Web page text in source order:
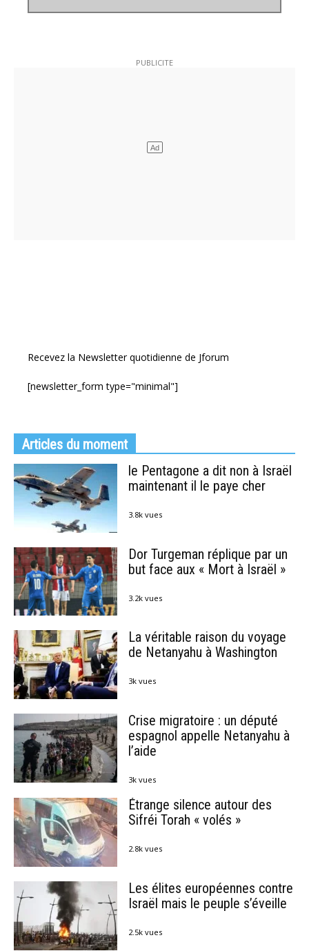
Recevez la Newsletter quotidienne de Jforum
[newsletter_form type="minimal"]
Articles du moment
le Pentagone a dit non à Israël
maintenant il le paye cher
3.8k vues
Dor Turgeman réplique par un
but face aux « Mort à Israël »
3.2k vues
La véritable raison du voyage
de Netanyahu à Washington
3k vues
Crise migratoire : un député
espagnol appelle Netanyahu à
l’aide
3k vues
Étrange silence autour des
Sifréi Torah « volés »
2.8k vues
Les élites européennes contre
Israël mais le peuple s’éveille
2.5k vues